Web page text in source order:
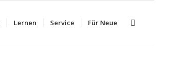
Lernen Service Für Neue